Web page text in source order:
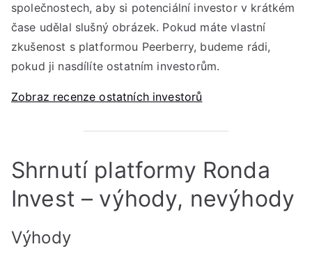
společnostech, aby si potenciální investor v krátkém
čase udělal slušný obrázek. Pokud máte vlastní
zkušenost s platformou Peerberry, budeme rádi,
pokud ji nasdílíte ostatním investorům.
Zobraz recenze ostatních investorů
Shrnutí platformy Ronda
Invest – výhody, nevýhody
Výhody